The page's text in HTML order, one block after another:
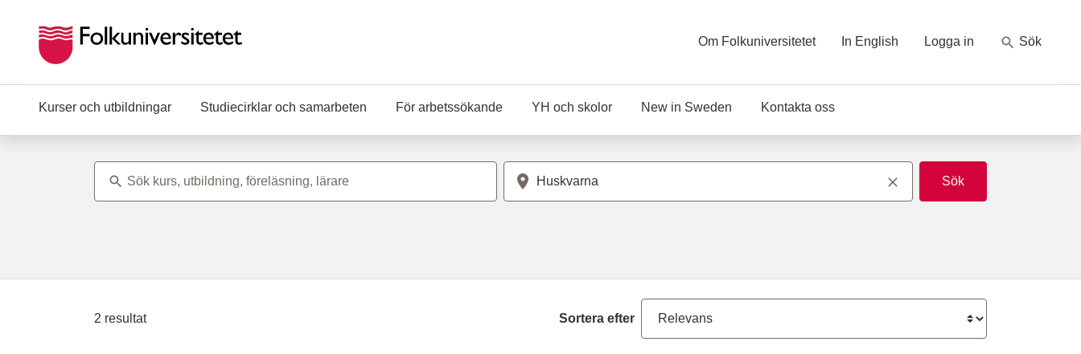
Om Folkuniversitetet In English Logga in Sök
Kurser och utbildningar Studiecirklar och samarbeten För arbetssökande YH och skolor New in Sweden Kontakta oss
Plats
Sök
Sortera efter
2 resultat